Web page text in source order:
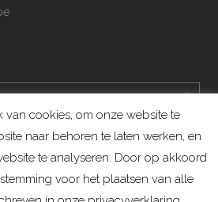
van cookies, om onze website te
naar behoren te laten werken, en
te analyseren. Door op akkoord
voor het plaatsen van alle